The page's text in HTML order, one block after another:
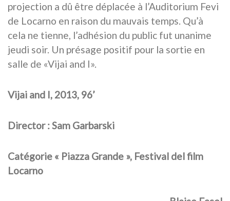
projection a dû être déplacée à l’Auditorium Fevi
de Locarno en raison du mauvais temps. Qu’à
cela ne tienne, l’adhésion du public fut unanime
jeudi soir. Un présage positif pour la sortie en
salle de «Vijai and I».
Vijai and I, 2013, 96’
Director : Sam Garbarski
Catégorie « Piazza Grande », Festival del film
Locarno